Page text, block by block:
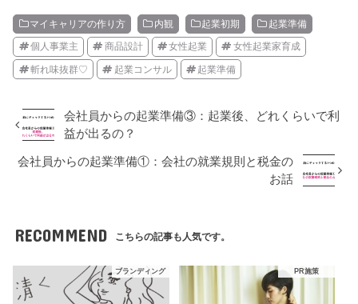
マイキャリアの作り方 内観 起業初期 起業準備
個人事業主 商品設計 女性起業 女性起業家育成
斬れ味抜群♡ 起業コンサル 起業準備
会社員からの起業準備③：起業後、どれくらいで利
益が出るの？
会社員からの起業準備①：会社の就業規則と税金の
お話
RECOMMEND こちらの記事も人気です。
ブランディング PR施策